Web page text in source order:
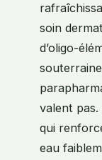
soin
d’oligo-
valent
qui
eau